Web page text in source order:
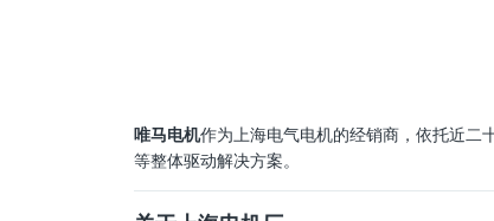
唯马电机作为上海电气电机的经销商，依托近二
等整体驱动解决方案。